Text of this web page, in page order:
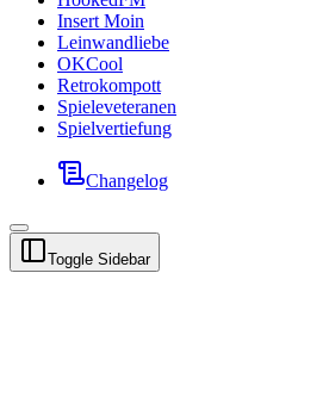
Insert Moin
Leinwandliebe
OKCool
Retrokompott
Spieleveteranen
Spielvertiefung
Changelog
Toggle Sidebar